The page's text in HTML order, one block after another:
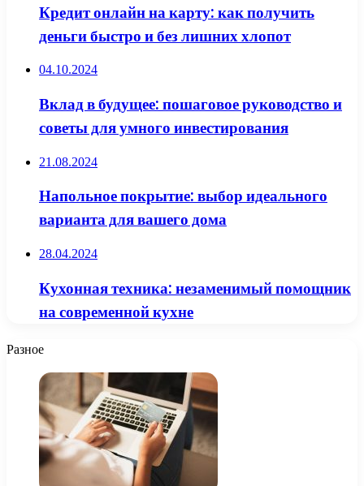
Кредит онлайн на карту: как получить
деньги быстро и без лишних хлопот
04.10.2024
Вклад в будущее: пошаговое руководство и
советы для умного инвестирования
21.08.2024
Напольное покрытие: выбор идеального
варианта для вашего дома
28.04.2024
Кухонная техника: незаменимый помощник
на современной кухне
Разное